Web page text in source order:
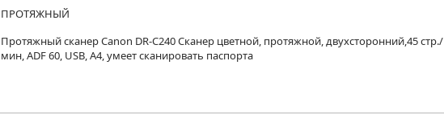
ПРОТЯЖНЫЙ
Протяжный сканер Canon DR-C240 Сканер цветной, протяжной, двухсторонний,45 стр./
мин, ADF 60, USB, A4, умеет сканировать паспорта